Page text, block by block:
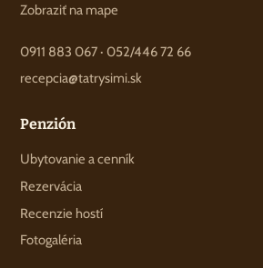
Zobraziť na mape
0911 883 067 ·052/446 72 66
recepcia@tatrysimi.sk
Penzión
Ubytovanie a cenník
Rezervácia
Recenzie hostí
Fotogaléria